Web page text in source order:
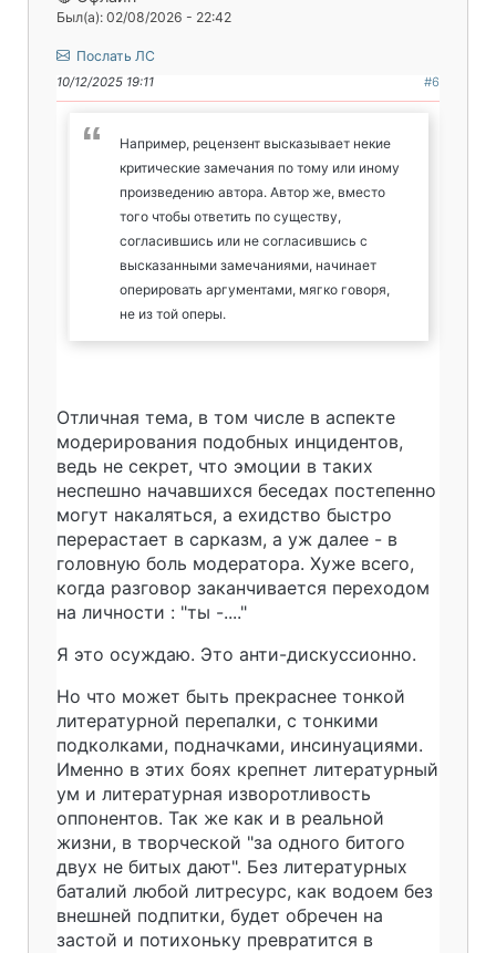
Был(а): 02/08/2026 - 22:42
Послать ЛС
10/12/2025 19:11 #6
Например, рецензент высказывает некие
критические замечания по тому или иному
произведению автора. Автор же, вместо
того чтобы ответить по существу,
согласившись или не согласившись с
высказанными замечаниями, начинает
оперировать аргументами, мягко говоря,
не из той оперы.
Отличная тема, в том числе в аспекте
модерирования подобных инцидентов,
ведь не секрет, что эмоции в таких
неспешно начавшихся беседах постепенно
могут накаляться, а ехидство быстро
перерастает в сарказм, а уж далее - в
головную боль модератора. Хуже всего,
когда разговор заканчивается переходом
на личности : "ты -...."
Я это осуждаю. Это анти-дискуссионно.
Но что может быть прекраснее тонкой
литературной перепалки, с тонкими
подколками, подначками, инсинуациями.
Именно в этих боях крепнет литературный
ум и литературная изворотливость
оппонентов. Так же как и в реальной
жизни, в творческой "за одного битого
двух не битых дают". Без литературных
баталий любой литресурс, как водоем без
внешней подпитки, будет обречен на
застой и потихоньку превратится в